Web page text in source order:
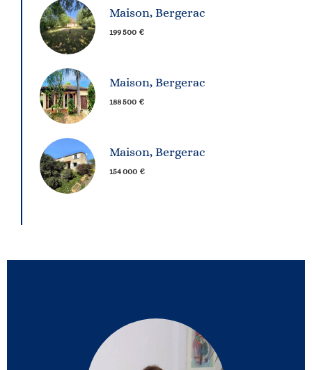
Maison, Bergerac
199 500 €
Maison, Bergerac
188 500 €
Maison, Bergerac
154 000 €